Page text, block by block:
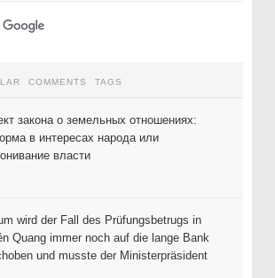
COMMENTS TAGS
закона о земельных отношениях:
в интересах народа или
власти
wird der Fall des Prüfungsbetrugs in
Quang immer noch auf die lange Bank
und musste der Ministerpräsident